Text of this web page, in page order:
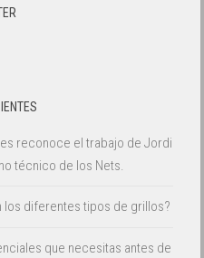
reconoce el trabajo de Jordi
técnico de los Nets.
los diferentes tipos de grillos?
que necesitas antes de